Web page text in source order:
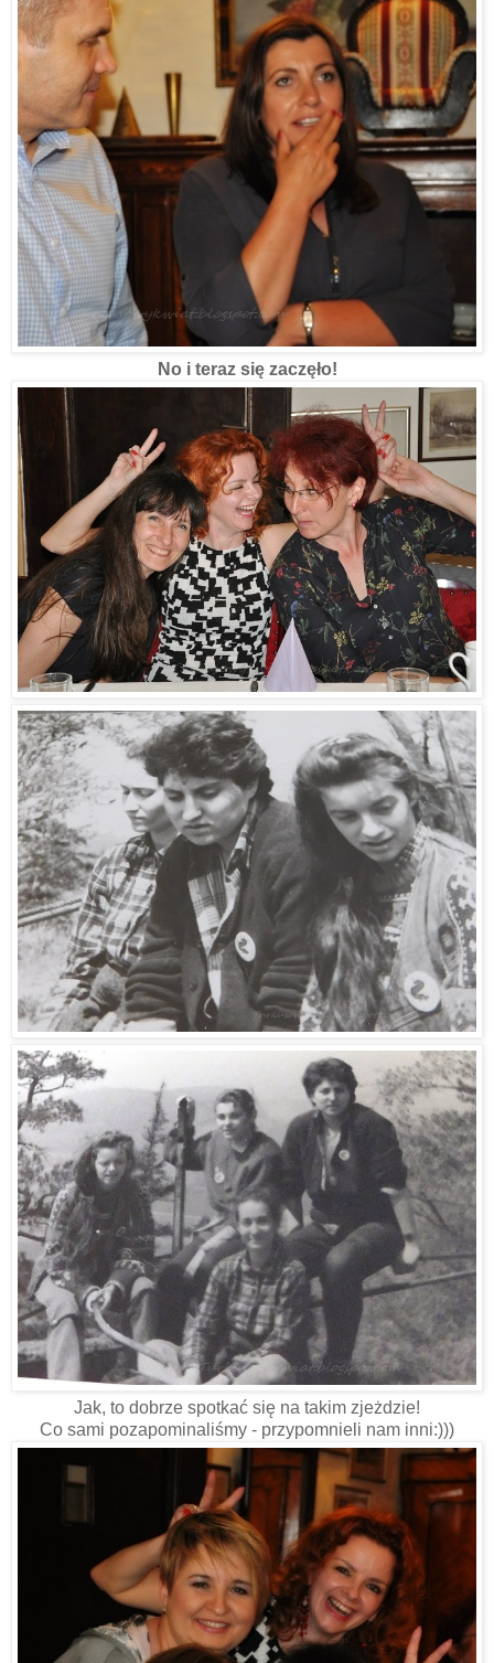
No i teraz się zaczęło!
Jak, to dobrze spotkać się na takim zjeżdzie!
Co sami pozapominaliśmy - przypomnieli nam inni:)))